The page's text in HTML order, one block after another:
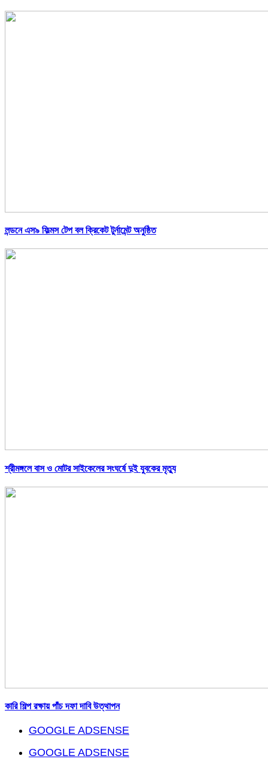
লন্ডনে এস৯ ফিল্মস টেপ বল ক্রিকেট টুর্নামেন্ট অনুষ্ঠিত
শ্রীমঙ্গলে বাস ও মোটর সাইকেলের সংঘর্ষে দুই যুবকের মৃত্যু
কারি শিল্প রক্ষায় পাঁচ দফা দাবি উত্থাপন
GOOGLE ADSENSE
GOOGLE ADSENSE